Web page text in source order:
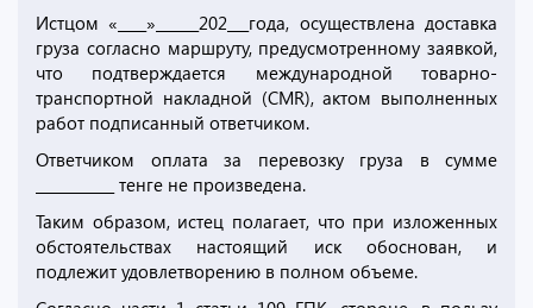
Истцом «____»______202___года, осуществлена доставка
груза согласно маршруту, предусмотренному заявкой,
что подтверждается международной товарно-
транспортной накладной (CMR), актом выполненных
работ подписанный ответчиком.
Ответчиком оплата за перевозку груза в сумме
___________ тенге не произведена.
Таким образом, истец полагает, что при изложенных
обстоятельствах настоящий иск обоснован, и
подлежит удовлетворению в полном объеме.